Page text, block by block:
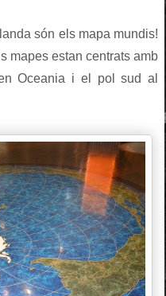
són els mapa mundis!
mapes estan centrats amb
Oceania i el pol sud al